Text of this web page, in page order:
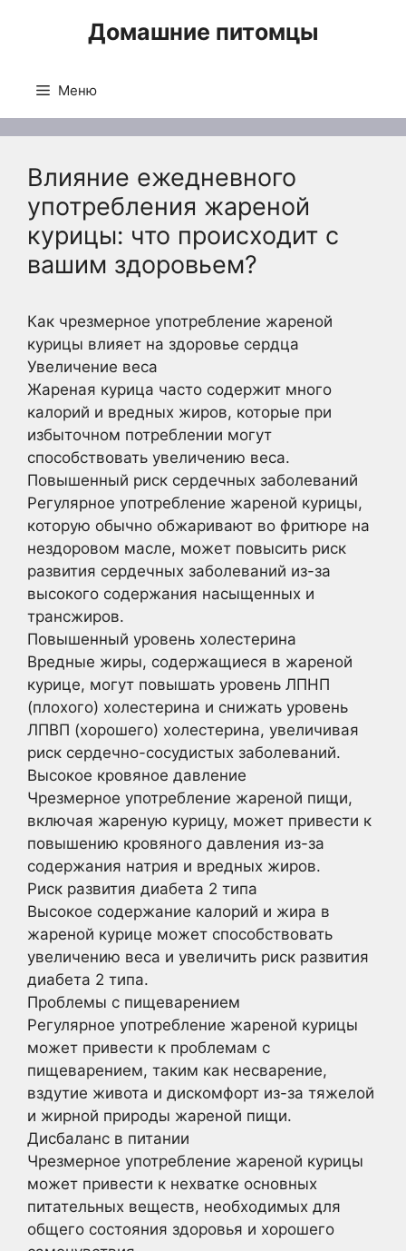
Домашние питомцы
Меню
Влияние ежедневного
употребления жареной
курицы: что происходит с
вашим здоровьем?
Как чрезмерное употребление жареной
курицы влияет на здоровье сердца
Увеличение веса
Жареная курица часто содержит много
калорий и вредных жиров, которые при
избыточном потреблении могут
способствовать увеличению веса.
Повышенный риск сердечных заболеваний
Регулярное употребление жареной курицы,
которую обычно обжаривают во фритюре на
нездоровом масле, может повысить риск
развития сердечных заболеваний из-за
высокого содержания насыщенных и
трансжиров.
Повышенный уровень холестерина
Вредные жиры, содержащиеся в жареной
курице, могут повышать уровень ЛПНП
(плохого) холестерина и снижать уровень
ЛПВП (хорошего) холестерина, увеличивая
риск сердечно-сосудистых заболеваний.
Высокое кровяное давление
Чрезмерное употребление жареной пищи,
включая жареную курицу, может привести к
повышению кровяного давления из-за
содержания натрия и вредных жиров.
Риск развития диабета 2 типа
Высокое содержание калорий и жира в
жареной курице может способствовать
увеличению веса и увеличить риск развития
диабета 2 типа.
Проблемы с пищеварением
Регулярное употребление жареной курицы
может привести к проблемам с
пищеварением, таким как несварение,
вздутие живота и дискомфорт из-за тяжелой
и жирной природы жареной пищи.
Дисбаланс в питании
Чрезмерное употребление жареной курицы
может привести к нехватке основных
питательных веществ, необходимых для
общего состояния здоровья и хорошего